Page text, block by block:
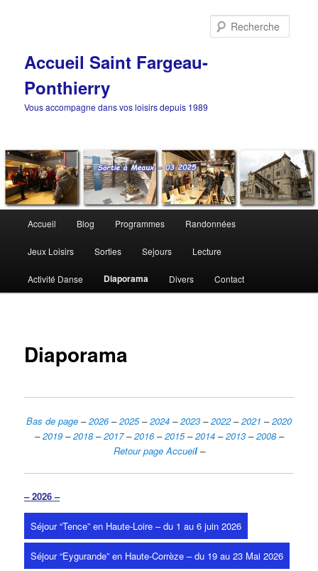
Accueil Saint Fargeau-
Ponthierry
Vous accompagne dans vos loisirs depuis 1989
Accueil Blog Programmes Randonnées
Jeux Loisirs Sorties Sejours Lecture
Activité Danse Diaporama Divers Contact
Diaporama
Bas de page –2026–2025–2024 –2023 –2022–2021 –2020
–2019–2018–2017–2016–2015–2014–2013–2008–
Retour page Accueil–
– 2026 –
Séjour “Tence” en Haute-Loire – du 1 au 6 juin 2026
Séjour “Eygurande” en Haute-Corrèze – du 19 au 23 Mai 2026